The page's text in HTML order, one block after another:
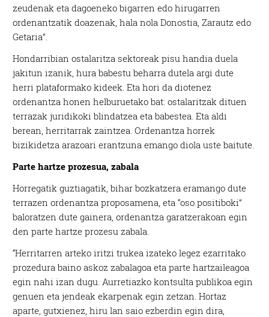
zeudenak eta dagoeneko bigarren edo hirugarren
ordenantzatik doazenak, hala nola Donostia, Zarautz edo
Getaria”.
Hondarribian ostalaritza sektoreak pisu handia duela
jakitun izanik, hura babestu beharra dutela argi dute
herri plataformako kideek. Eta hori da diotenez
ordenantza honen helburuetako bat: ostalaritzak dituen
terrazak juridikoki blindatzea eta babestea. Eta aldi
berean, herritarrak zaintzea. Ordenantza horrek
bizikidetza arazoari erantzuna emango diola uste baitute.
Parte hartze prozesua, zabala
Horregatik guztiagatik, bihar bozkatzera eramango dute
terrazen ordenantza proposamena, eta “oso positiboki”
baloratzen dute gainera, ordenantza garatzerakoan egin
den parte hartze prozesu zabala.
“Herritarren arteko iritzi trukea izateko legez ezarritako
prozedura baino askoz zabalagoa eta parte hartzaileagoa
egin nahi izan dugu. Aurretiazko kontsulta publikoa egin
genuen eta jendeak ekarpenak egin zetzan. Hortaz
aparte, gutxienez, hiru lan saio ezberdin egin dira,